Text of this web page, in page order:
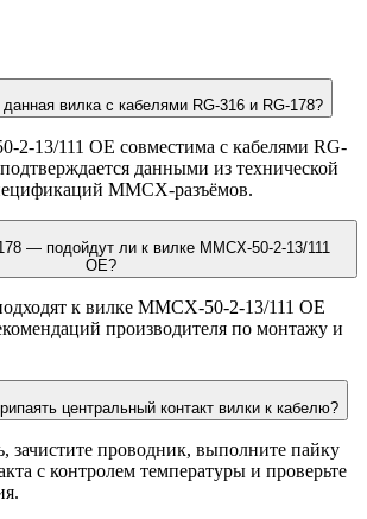
вилка с кабелями RG-316 и RG-178?
2-13/111 OE совместима с кабелями RG-
данными из технической
MMCX-разъёмов.
OE?
к вилке MMCX-50-2-13/111 OE
производителя по монтажу и
центральный контакт вилки к кабелю?
зачистите проводник, выполните пайку
с контролем температуры и проверьте